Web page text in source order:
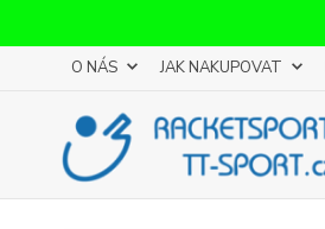
O NÁS JAK NAKUPOVAT